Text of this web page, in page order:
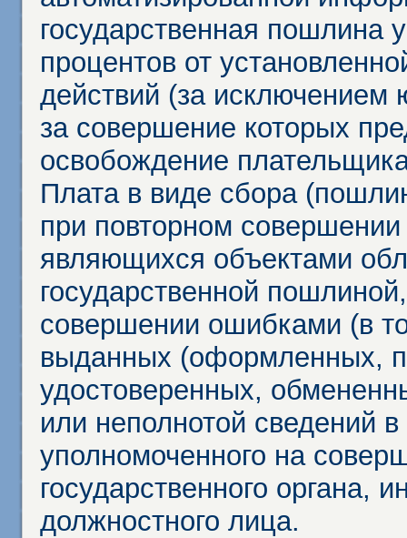
государственная пошлина
процентов от
действий (за исключением
за совершение которых
освобождение
Плата в виде сбора
при повторном
являющихся объектами
государственной
совершении ошибками (в
выданных (оформленных,
удостоверенных,
или неполнотой сведений
уполномоченного на
государственного органа,
должностного лица.